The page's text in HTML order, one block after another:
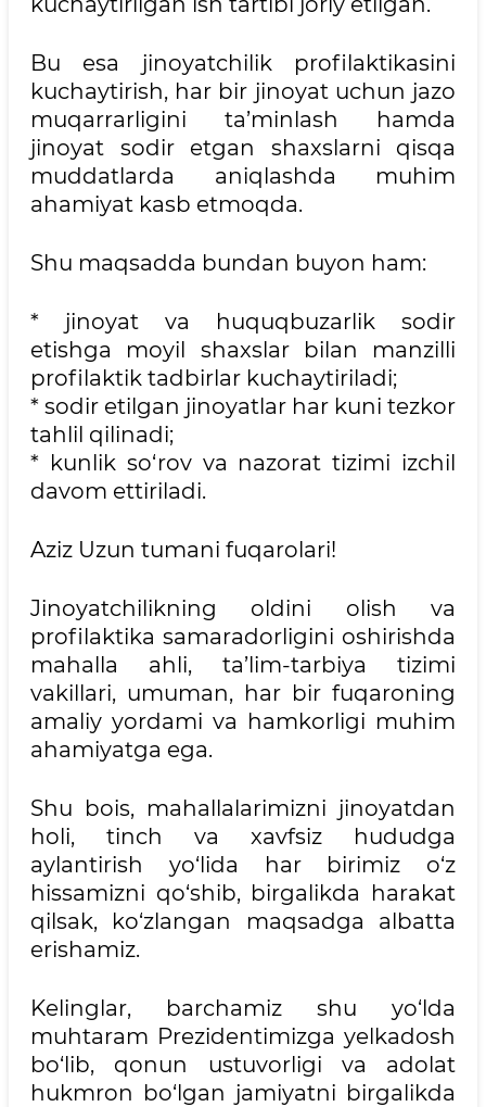
Bu esa jinoyatchilik profilaktikasini
kuchaytirish, har bir jinoyat uchun jazo
muqarrarligini ta’minlash hamda
jinoyat sodir etgan shaxslarni qisqa
muddatlarda aniqlashda muhim
ahamiyat kasb etmoqda.
Shu maqsadda bundan buyon ham:
* jinoyat va huquqbuzarlik sodir
etishga moyil shaxslar bilan manzilli
profilaktik tadbirlar kuchaytiriladi;
* sodir etilgan jinoyatlar har kuni tezkor
tahlil qilinadi;
* kunlik so‘rov va nazorat tizimi izchil
davom ettiriladi.
Aziz Uzun tumani fuqarolari!
Jinoyatchilikning oldini olish va
profilaktika samaradorligini oshirishda
mahalla ahli, ta’lim-tarbiya tizimi
vakillari, umuman, har bir fuqaroning
amaliy yordami va hamkorligi muhim
ahamiyatga ega.
Shu bois, mahallalarimizni jinoyatdan
holi, tinch va xavfsiz hududga
aylantirish yo‘lida har birimiz o‘z
hissamizni qo‘shib, birgalikda harakat
qilsak, ko‘zlangan maqsadga albatta
erishamiz.
Kelinglar, barchamiz shu yo‘lda
muhtaram Prezidentimizga yelkadosh
bo‘lib, qonun ustuvorligi va adolat
hukmron bo‘lgan jamiyatni birgalikda